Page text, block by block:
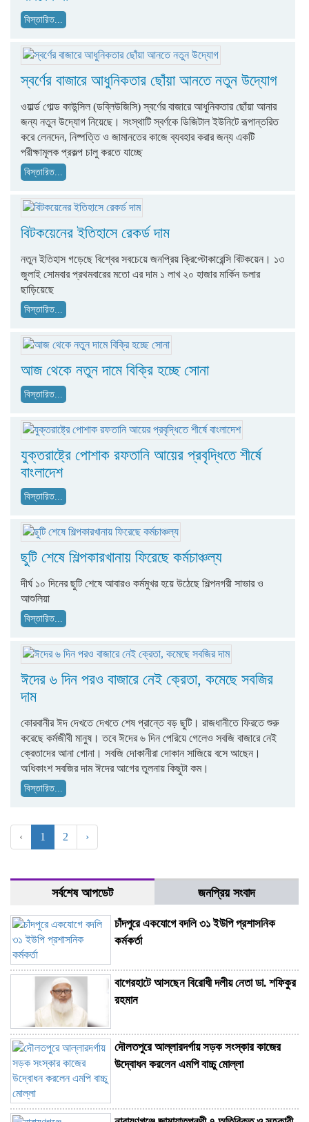
বিস্তারিত...
স্বর্ণের বাজারে আধুনিকতার ছোঁয়া আনতে নতুন উদ্যোগ
ওয়ার্ল্ড গোল্ড কাউন্সিল (ডব্লিউজিসি) স্বর্ণের বাজারে আধুনিকতার ছোঁয়া আনার
জন্য নতুন উদ্যোগ নিয়েছে। সংস্থাটি স্বর্ণকে ডিজিটাল ইউনিটে রূপান্তরিত
করে লেনদেন, নিষ্পত্তি ও জামানতের কাজে ব্যবহার করার জন্য একটি
পরীক্ষামূলক প্রকল্প চালু করতে যাচ্ছে
বিস্তারিত...
বিটকয়েনের ইতিহাসে রেকর্ড দাম
নতুন ইতিহাস গড়েছে বিশ্বের সবচেয়ে জনপ্রিয় ক্রিপ্টোকারেন্সি বিটকয়েন। ১৩
জুলাই সোমবার প্রথমবারের মতো এর দাম ১ লাখ ২০ হাজার মার্কিন ডলার
ছাড়িয়েছে
বিস্তারিত...
আজ থেকে নতুন দামে বিক্রি হচ্ছে সোনা
বিস্তারিত...
যুক্তরাষ্ট্রে পোশাক রফতানি আয়ের প্রবৃদ্ধিতে শীর্ষে
বাংলাদেশ
বিস্তারিত...
ছুটি শেষে শিল্পকারখানায় ফিরেছে কর্মচাঞ্চল্য
দীর্ঘ ১০ দিনের ছুটি শেষে আবারও কর্মমুখর হয়ে উঠেছে শিল্পনগরী সাভার ও
আশুলিয়া
বিস্তারিত...
ঈদের ৬ দিন পরও বাজারে নেই ক্রেতা, কমেছে সবজির
দাম
কোরবানীর ঈদ দেখতে দেখতে শেষ প্রান্তে বড় ছুটি। রাজধানীতে ফিরতে শুরু
করেছে কর্মজীবী মানুষ। তবে ঈদের ৬ দিন পেরিয়ে গেলেও সবজি বাজারে নেই
ক্রেতাদের আনা গোনা। সবজি দোকানীরা দোকান সাজিয়ে বসে আছেন।
অধিকাংশ সবজির দাম ঈদের আগের তুলনায় কিছুটা কম।
বিস্তারিত...
‹ 1 2 ›
সর্বশেষ আপডেট জনপ্রিয় সংবাদ
চাঁদপুরে একযোগে বদলি ৩১ ইউপি প্রশাসনিক
কর্মকর্তা
বাগেরহাটে আসছেন বিরোধী দলীয় নেতা ডা. শফিকুর
রহমান
দৌলতপুরে আল্লারদর্গায় সড়ক সংস্কার কাজের
উদ্বোধন করলেন এমপি বাচ্চু মোল্লা